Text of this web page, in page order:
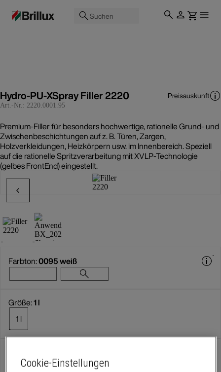
Suchen
Hydro-PU-XSpray Filler 2220
Art.-Nr.: 2220.0001.95
Preisauskunft
Premium-Filler für besonders hochwertige, rationelle Grund- und
Zwischenbeschichtungen auf z. B. Türen, Zargen,
Holzverkleidungen, Heizkörpern usw. im Innenbereich. Speziell
auf die rationelle Spritzverarbeitung mit XVLP-Technologie
(gelbes FrontEnd) eingestellt.
Farbton:0095 weiß
Größe:1 l
1 l
Gebinde
Cookie-Einstellungen